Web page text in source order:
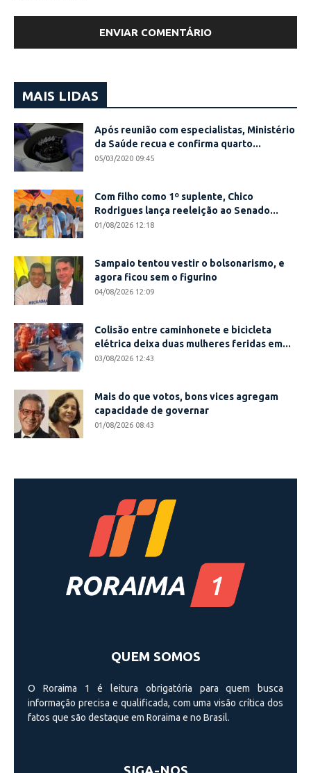
MAIS LIDAS
Após reunião com especialistas, Ministério
da Saúde recua e confirma quarto...
05/03/2020 09:45
Com filho como 1º suplente, Chico
Rodrigues lança reeleição ao Senado...
01/08/2026 12:18
Sampaio tentou vestir o bolsonarismo, e
agora ficou sem o figurino
04/08/2026 12:09
Colisão entre caminhonete e bicicleta
elétrica deixa duas mulheres feridas em...
03/08/2026 12:43
Mais do que votos, bons vices agregam
capacidade de governar
01/08/2026 08:43
QUEM SOMOS
O Roraima 1 é leitura obrigatória para quem busca
informação precisa e qualificada, com uma visão crí­tica dos
fatos que são destaque em Roraima e no Brasil.